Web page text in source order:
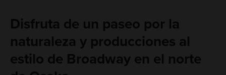
Disfruta de un paseo por la
naturaleza y producciones al
estilo de Broadway en el norte